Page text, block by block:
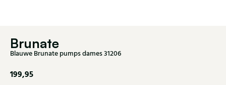
Brunate
Blauwe Brunate pumps dames 31206
199,95